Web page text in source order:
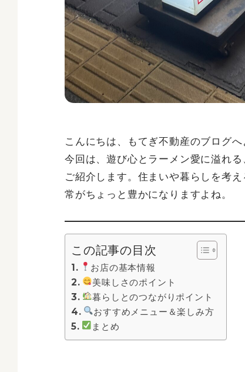
こんにちは、もてぎ不動産のブログへ
今回は、遊び心とラーメン愛に溢れ
ご紹介します。住まいや暮らしを考
常がちょっと豊かになりますよね。
この記事の目次
お店の基本情報
美味しさのポイント
暮らしとのつながりポイント
おすすめメニュー＆楽しみ方
まとめ